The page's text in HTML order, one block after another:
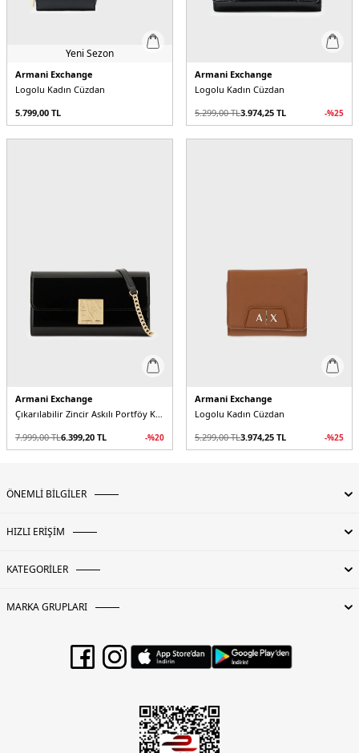
Yeni Sezon
Armani Exchange
Logolu Kadın Cüzdan
5.799,00 TL
Armani Exchange
Logolu Kadın Cüzdan
5.299,00TL3.974,25 TL -%25
Armani Exchange
Çıkarılabilir Zincir Askılı Portföy Kadın Cüzdan
7.999,00TL6.399,20 TL -%20
Armani Exchange
Logolu Kadın Cüzdan
5.299,00TL3.974,25 TL -%25
ÖNEMLİ BİLGİLER
HIZLI ERİŞİM
KATEGORİLER
MARKA GRUPLARI